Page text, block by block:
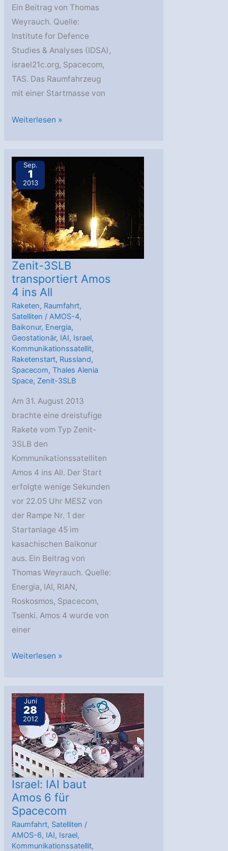
Ein Beitrag von Thomas
Weyrauch. Quelle:
Institute for Defence
Studies & Analyses (IDSA),
israel21c.org, Spacecom,
TAS. Das Raumfahrzeug
mit einer Startmasse von
Israels
erreichte
Einsatzposition
Weiterlesen »
Sep.
1
2013
Zenit-3SLB
transportiert Amos
4 ins All
Raketen, Raumfahrt,
Satelliten /AMOS-4,
Baikonur, Energia,
Geostationär, IAI, Israel,
Kommunikationssatellit,
Raketenstart, Russland,
Spacecom,Thales Alenia
Space, Zenit-3SLB
Am 31. August 2013
brachte eine dreistufige
Rakete vom Typ Zenit-
3SLB den
Kommunikationssatelliten
Amos 4 ins All. Der Start
erfolgte wenige Sekunden
vor 22.05 Uhr MESZ von
der Rampe Nr. 1 der
Startanlage 45 im
kasachischen Baikonur
aus. Ein Beitrag von
Thomas Weyrauch. Quelle:
Energia, IAI, RIAN,
Roskosmos, Spacecom,
Tsenki. Amos 4 wurde von
einer
Zenit-
Amos
4
ins
All
Weiterlesen »
Juni
28
2012
Israel: IAI baut
Amos 6 für
Spacecom
Raumfahrt, Satelliten /
AMOS-6, IAI, Israel,
Kommunikationssatellit,